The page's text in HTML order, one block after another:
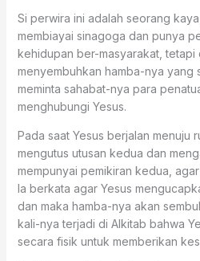
Si perwira ini adalah seorang
membiayai sinagoga dan punya
kehidupan ber-masyarakat, tetapi
menyembuhkan hamba-nya yang
meminta sahabat-nya para
menghubungi Yesus.
Pada saat Yesus berjalan menuju
mengutus utusan kedua dan
mempunyai pemikiran kedua,
Ia berkata agar Yesus
dan maka hamba-nya akan
kali-nya terjadi di Alkitab bahwa
secara fisik untuk memberikan